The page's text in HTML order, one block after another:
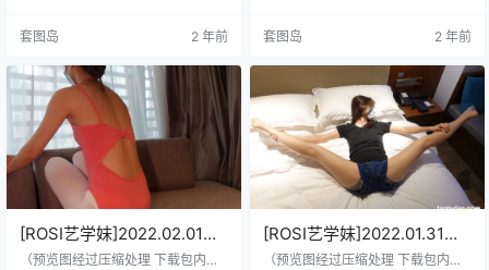
套图岛 2 年前 套图岛 2 年前
[ROSI艺学妹]2022.02.01
NO.249[107+1P／162MB]
（预览图经过压缩处理 下载包内是
[ROSI艺学妹]2022.01.31
NO.248[82+1P／88.6MB]
（预览图经过压缩处理 下载包内是